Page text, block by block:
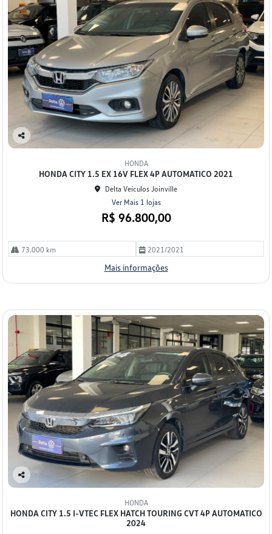
Co
HONDA
HONDA CITY 1.5 EX 16V FLEX 4P AUTOMATICO 2021
Delta Veículos Joinville
Ver Mais 1 lojas
R$ 96.800,00
73.000 km 2021/2021
Mais informações
Co
lhe
HONDA
HONDA CITY 1.5 I-VTEC FLEX HATCH TOURING CVT 4P AUTOMATICO
2024